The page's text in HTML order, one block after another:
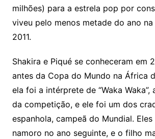
milhões) para a estrela pop por
viveu pelo menos metade do ano na
2011.
Shakira e Piqué se conheceram em
antes da Copa do Mundo na África
ela foi a intérprete de “Waka Waka”,
da competição, e ele foi um dos
espanhola, campeã do Mundial.
namoro no ano seguinte, e o filho